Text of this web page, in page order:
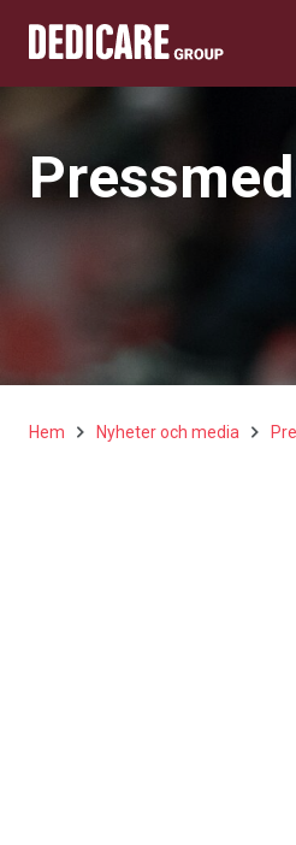
Hem Nyheter och media